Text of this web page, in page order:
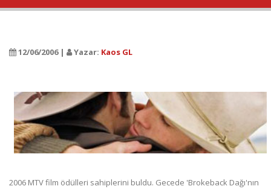
12/06/2006 | Yazar: Kaos GL
2006 MTV film ödülleri sahiplerini buldu. Gecede 'Brokeback Dağı'nın